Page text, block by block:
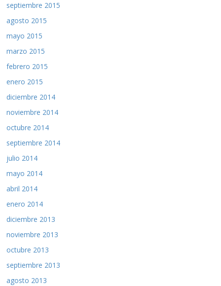
septiembre 2015
agosto 2015
mayo 2015
marzo 2015
febrero 2015
enero 2015
diciembre 2014
noviembre 2014
octubre 2014
septiembre 2014
julio 2014
mayo 2014
abril 2014
enero 2014
diciembre 2013
noviembre 2013
octubre 2013
septiembre 2013
agosto 2013